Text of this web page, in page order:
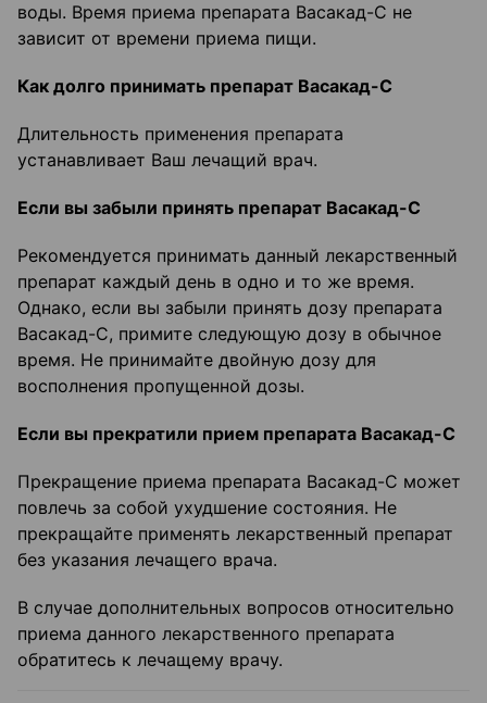
воды. Время приема препарата Васакад-С не
зависит от времени приема пищи.
Как долго принимать препарат Васакад-С
Длительность применения препарата
устанавливает Ваш лечащий врач.
Если вы забыли принять препарат Васакад-С
Рекомендуется принимать данный лекарственный
препарат каждый день в одно и то же время.
Однако, если вы забыли принять дозу препарата
Васакад-С, примите следующую дозу в обычное
время. Не принимайте двойную дозу для
восполнения пропущенной дозы.
Если вы прекратили прием препарата Васакад-С
Прекращение приема препарата Васакад-С может
повлечь за собой ухудшение состояния. Не
прекращайте применять лекарственный препарат
без указания лечащего врача.
В случае дополнительных вопросов относительно
приема данного лекарственного препарата
обратитесь к лечащему врачу.